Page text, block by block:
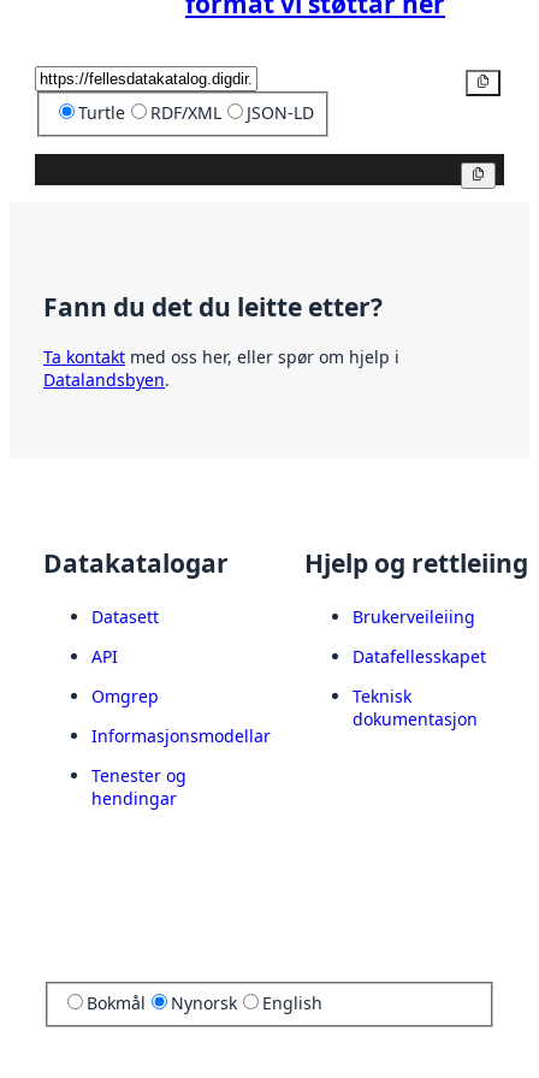
Turtle RDF/XML JSON-LD
Fann du det du leitte etter?
Ta kontakt med oss her, eller spør om hjelp i
Datalandsbyen.
Datakatalogar
Datasett
API
Omgrep
Informasjonsmodellar
Tenester og
hendingar
Hjelp og rettleiing
Brukerveileiing
Datafellesskapet
Teknisk
dokumentasjon
Bokmål Nynorsk English